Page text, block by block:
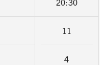
20:30
11
4